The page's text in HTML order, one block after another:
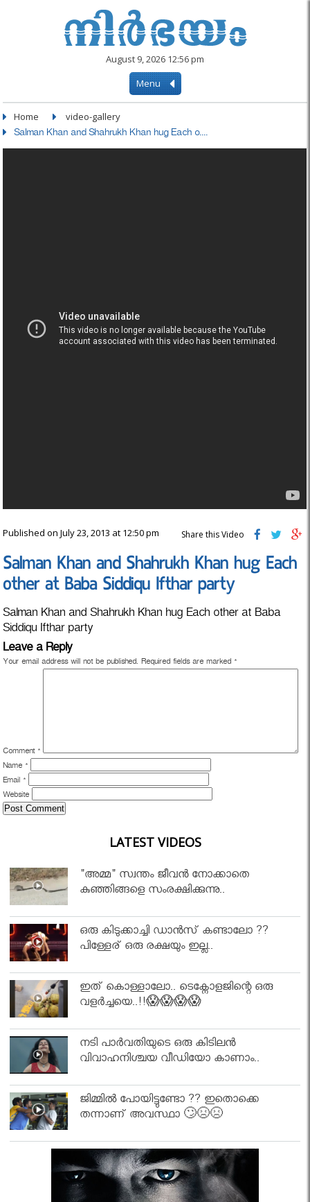
August 9, 2026 12:56 pm
Menu
Home video-gallery
Salman Khan and Shahrukh Khan hug Each o....
Published on July 23, 2013 at 12:50 pm Share this Video
Salman Khan and Shahrukh Khan hug Each
other at Baba Siddiqu Ifthar party
Salman Khan and Shahrukh Khan hug Each other at Baba
Siddiqu Ifthar party
Leave a Reply
Your email address will not be published. Required fields are marked *
Comment *
Name *
Email *
Website
LATEST VIDEOS
"അമ്മ" സ്വന്തം ജീവൻ നോക്കാതെ
കുഞ്ഞിങ്ങളെ സംരക്ഷിക്കുന്നു..
ഒരു കിടുക്കാച്ചി ഡാൻസ് കണ്ടാലോ ??
പിള്ളേര് ഒരു രക്ഷയും ഇല്ല..
ഇത് കൊള്ളാലോ.. ടെക്നോളജിന്റെ ഒരു
വളർച്ചയെ..!!😱😱😱😱
നടി പാർവതിയുടെ ഒരു കിടിലൻ
വിവാഹനിശ്ചയ വീഡിയോ കാണാം..
ജിമ്മിൽ പോയിട്ടുണ്ടോ ?? ഇതൊക്കെ
തന്നാണ് അവസ്ഥാ 🙄😣😣